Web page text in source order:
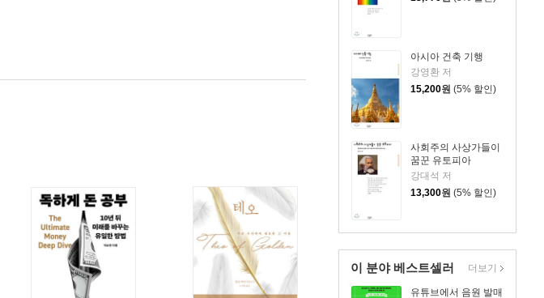
아시아 건축 기행
강영환 저
15,200원 (5% 할인)
사회주의 사상가들이
꿈꾼 유토피아
강대석 저
13,300원 (5% 할인)
이 분야 베스트셀러
유튜브에서 음원 발매
더보기